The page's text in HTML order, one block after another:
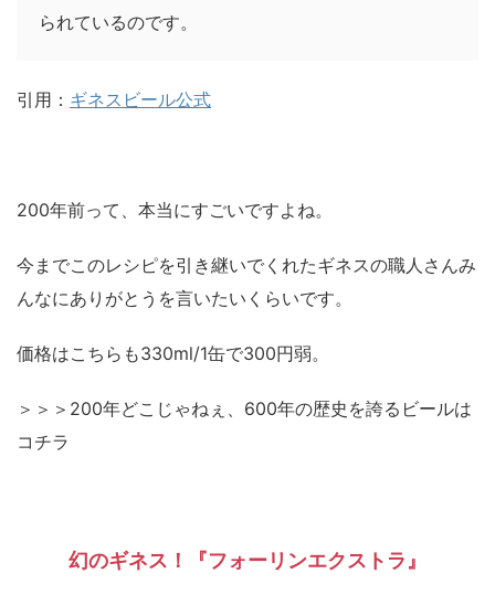
られているのです。
引用： ギネスビール公式
200年前って、本当にすごいですよね。
今までこのレシピを引き継いでくれたギネスの職人さんみ
んなにありがとうを言いたいくらいです。
価格はこちらも330ml/1缶で300円弱。
＞＞＞200年どこじゃねぇ、600年の歴史を誇るビールは
コチラ
幻のギネス！『フォーリンエクストラ』